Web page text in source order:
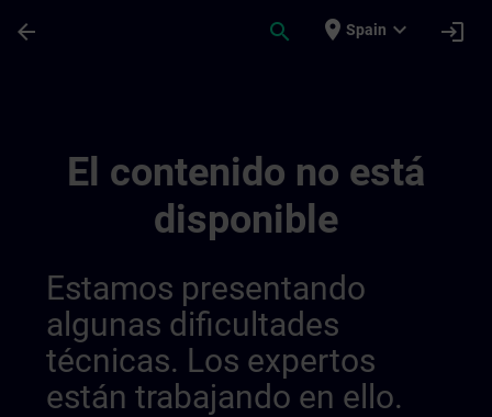
arrow_back search place Spain expand_more login
El contenido no está
disponible
Estamos presentando
algunas dificultades
técnicas. Los expertos
están trabajando en ello.